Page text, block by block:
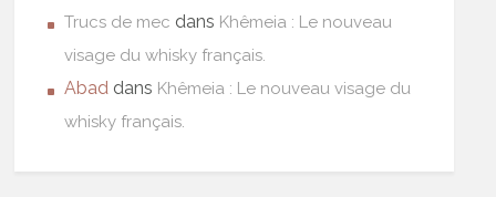
Trucs de mec dans Khêmeia : Le nouveau
visage du whisky français.
Abad dans Khêmeia : Le nouveau visage du
whisky français.